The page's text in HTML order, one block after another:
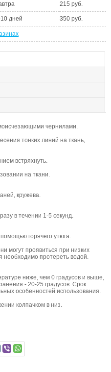
215 руб.
дней 350 руб.
чернилами.
тонких линий на ткань,
встряхнуть.
на ткани.
кружева.
в течении 1-5 секунд.
горячего утюга.
могут проявиться при низких
необходимо протереть водой.
ниже, чем 0 градусов и выше,
- 20-25 градусов. Срок
особенностей использования.
колпачком в низ.